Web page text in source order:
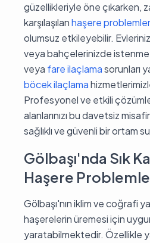
güzellikleriyle öne çıkarken,
karşılaşılanhaşere
olumsuz etkileyebilir.
veya bahçelerinizde
veya fare ilaçlamasorunları
böcek ilaçlama
Profesyonel ve etkili
alanlarınızı bu davetsiz
sağlıklı ve güvenli bir ortam
Gölbaşı'nda Sık
Haşere
Gölbaşı'nın iklim ve coğrafi
haşerelerin üremesi için
yaratabilmektedir. Özellikle